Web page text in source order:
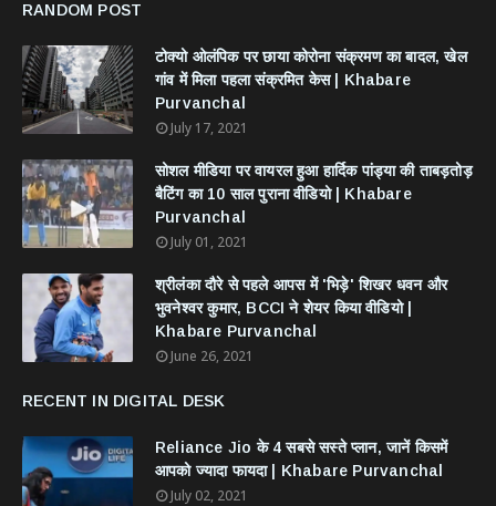
RANDOM POST
टोक्यो ओलंपिक पर छाया कोरोना संक्रमण का बादल, खेल
गांव में मिला पहला संक्रमित केस | Khabare
Purvanchal
July 17, 2021
सोशल मीडिया पर वायरल हुआ हार्दिक पांड्या की ताबड़तोड़
बैटिंग का 10 साल पुराना वीडियो | Khabare
Purvanchal
July 01, 2021
श्रीलंका दौरे से पहले आपस में 'भिड़े' शिखर धवन और
भुवनेश्वर कुमार, BCCI ने शेयर किया वीडियो |
Khabare Purvanchal
June 26, 2021
RECENT IN DIGITAL DESK
Reliance Jio के 4 सबसे सस्ते प्लान, जानें किसमें
आपको ज्यादा फायदा | Khabare Purvanchal
July 02, 2021